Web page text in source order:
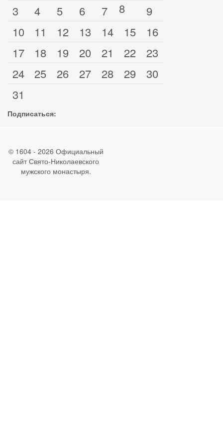
3
4 5 6 7 8
9
10
11 12 13 14 15
16
17
18 19 20 21 22
23
24
25 26 27 28 29
30
31
Подписаться:
© 1604 - 2026 Официальный
сайт Свято-Николаевского
мужского монастыря.